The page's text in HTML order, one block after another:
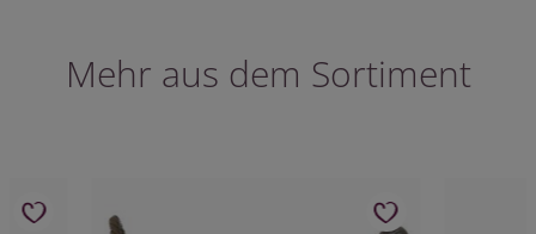
Mehr aus dem Sortiment